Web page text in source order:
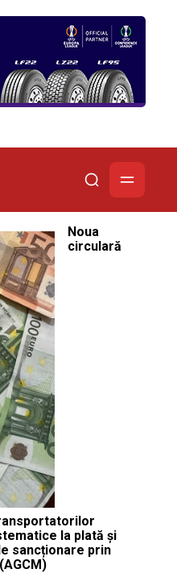
Noua
circulară
la plată și
sancționare prin